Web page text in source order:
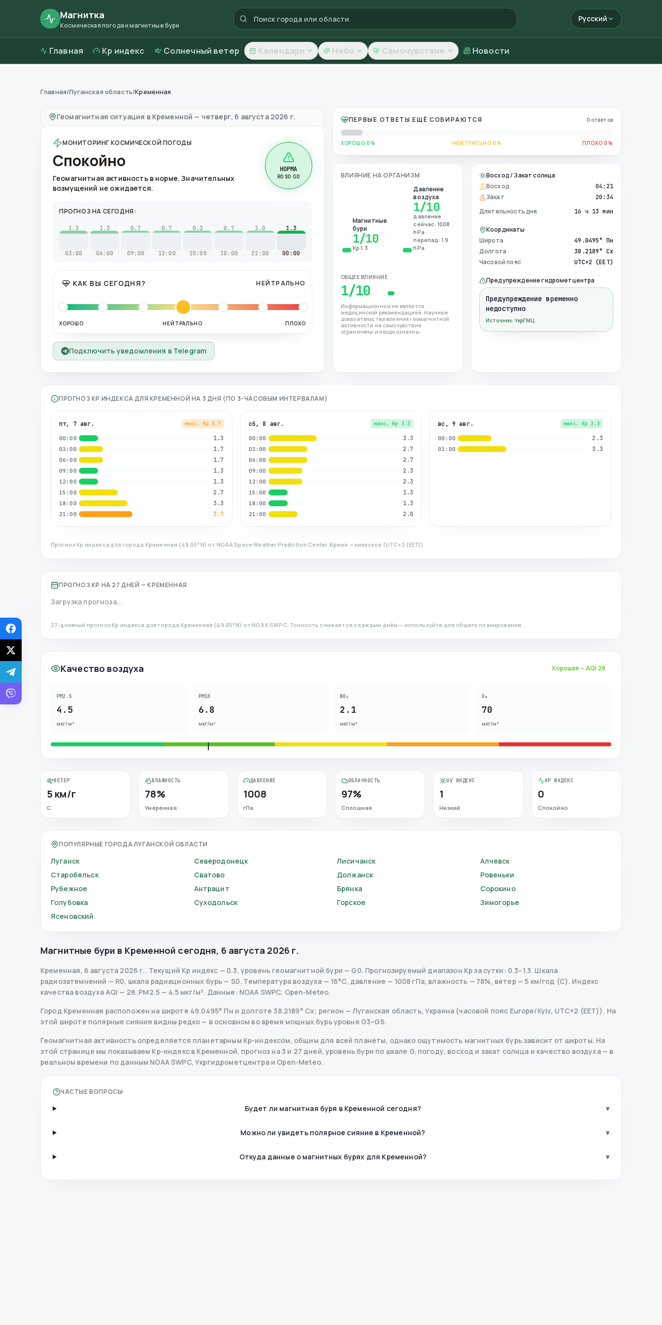
Магнитка
Космическая погода и магнитные бури
Русский
Главная Kp индекс Солнечный ветер Календари Небо Самочувствие Новости
Магнитные бури вКременной—
Главная/Луганская область/Кременная
Геомагнитная ситуация в Кременной — четверг, 6 августа 2026 г.
МОНИТОРИНГ КОСМИЧЕСКОЙ ПОГОДЫ
Спокойно
Геомагнитная активность в норме. Значительных
возмущений не ожидается.
НОРМА
R0 S0 G0
ПРОГНОЗ НА СЕГОДНЯ:
1.3
03:00
1.3
06:00
0.7
09:00
0.7
12:00
0.3
15:00
0.7
18:00
1.0
21:00
1.3
00:00
КАК ВЫ СЕГОДНЯ? НЕЙТРАЛЬНО
ХОРОШО НЕЙТРАЛЬНО ПЛОХО
Подключить уведомления в Telegram
ПЕРВЫЕ ОТВЕТЫ ЕЩЁ СОБИРАЮТСЯ 0 ответов
ХОРОШО 0% НЕЙТРАЛЬНО 0% ПЛОХО 0%
ВЛИЯНИЕ НА ОРГАНИЗМ
Магнитные
бури
1/10
Kp 1.3
Давление
воздуха
1/10
давление
сейчас: 1008
hPa ·
перепад: 1.9
hPa
ОБЩЕЕ ВЛИЯНИЕ
1/10
Информационно и не является
медицинской рекомендацией. Научные
доказательства влияния геомагнитной
активности на самочувствие
ограничены и неоднозначны.
Восход / Закат солнца
Восход
04:21
Закат 20:34
Длительность дня 16 ч 13 мин
Координаты
Широта
49.0495° Пн
Долгота 38.2189° Сх
Часовой пояс UTC+2 (EET)
Предупреждение гидрометцентра
Предупреждение временно
недоступно
Источник: УкрГМЦ
ПРОГНОЗ KP ИНДЕКСА ДЛЯ КРЕМЕННОЙ НА 3 ДНЯ (ПО 3-ЧАСОВЫМ ИНТЕРВАЛАМ)
пт, 7 авг. макс. Kp 3.7
00:00 1.3
03:00 1.7
06:00 1.7
09:00 1.3
12:00 1.3
15:00 2.7
18:00 3.3
21:00 3.7
сб, 8 авг. макс. Kp 3.3
00:00 3.3
03:00 2.7
06:00 2.7
09:00 2.3
12:00 2.3
15:00 1.3
18:00 1.3
21:00 2.0
вс, 9 авг. макс. Kp 3.3
00:00 2.3
03:00 3.3
Прогноз Kp индекса для города Кременная (49.05°N) от NOAA Space Weather Prediction Center. Время — киевское (UTC+2 (EET)).
ПРОГНОЗ KP НА 27 ДНЕЙ — КРЕМЕННАЯ
Загрузка прогноза...
27-дневный прогноз Kp индекса для города Кременная (49.05°N) от NOAA SWPC. Точность снижается с каждым днём — используйте для общего планирования.
Качество воздуха Хорошая • AQI 28
PM2.5
4.5
мкг/м³
PM10
6.8
мкг/м³
NO₂
2.1
мкг/м³
O₃
70
мкг/м³
ВЕТЕР
5 км/г
С
ВЛАЖНОСТЬ
78%
Умеренная
ДАВЛЕНИЕ
1008
гПа
ОБЛАЧНОСТЬ
97%
Сплошная
UV ИНДЕКС
1
Низкий
KP ИНДЕКС
0
Спокойно
ПОПУЛЯРНЫЕ ГОРОДА ЛУГАНСКОЙ ОБЛАСТИ
Луганск Северодонецк Лисичанск
Алчевск
Старобельск
Сватово Должанск
Ровеньки
Рубежное
Антрацит Брянка
Сорокино
Голубовка
Суходольск Горское
Зимогорье
Ясеновский
Магнитные бури в Кременной сегодня, 6 августа 2026 г.
Кременная, 6 августа 2026 г.. Текущий Kp индекс — 0.3, уровень геомагнитной бури — G0. Прогнозируемый диапазон Kp за сутки: 0.3–1.3. Шкала
радиозатемнений — R0, шкала радиационных бурь — S0. Температура воздуха — 16°C, давление — 1008 гПа, влажность — 78%, ветер — 5 км/год (С). Индекс
качества воздуха AQI — 28, PM2.5 — 4.5 мкг/м³. Данные : NOAA SWPC, Open-Meteo.
Город Кременная расположен на широте 49.0495° Пн и долготе 38.2189° Сх; регион — Луганская область, Украина (часовой пояс Europe/Kyiv, UTC+2 (EET)). На
этой широте полярные сияния видны редко — в основном во время мощных бурь уровня G3–G5.
Геомагнитная активность определяется планетарным Kp-индексом, общим для всей планеты, однако ощутимость магнитных бурь зависит от широты. На
этой странице мы показываем Kp-индекс в Кременной, прогноз на 3 и 27 дней, уровень бури по шкале G, погоду, восход и закат солнца и качество воздуха — в
реальном времени по данным NOAA SWPC, Укргидрометцентра и Open-Meteo.
ЧАСТЫЕ ВОПРОСЫ
Будет ли магнитная буря в Кременной сегодня? ▾
Можно ли увидеть полярное сияние в Кременной? ▾
Откуда данные о магнитных бурях для Кременной? ▾